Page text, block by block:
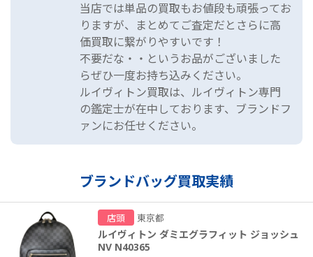
当店では単品の買取もお値段も頑張ってお
りますが、まとめてご査定だとさらに高
価買取に繋がりやすいです！
不要だな・・というお品がございました
らぜひ一度お持ち込みください。
ルイヴィトン買取は、ルイヴィトン専門
の鑑定士が在中しております、ブランドフ
ァンにお任せください。
ブランドバッグ買取実績
店頭 東京都
ルイヴィトン ダミエグラフィット ジョッシュ
NV N40365